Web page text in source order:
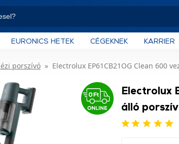
EURONICS HETEK CÉGEKNEK KARRIER
porszívó Electrolux EP61CB21OG Clean 600
Electrolux
álló